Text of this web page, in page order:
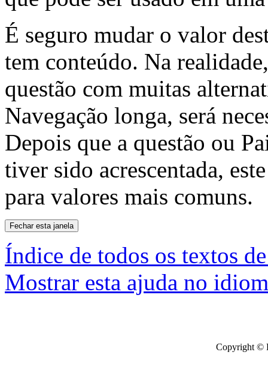
É seguro mudar o valor
tem conteúdo. Na
questão com muitas
Navegação longa, será
Depois que a questão ou
tiver sido acrescentada,
para valores mais comuns.
Índice de todos os textos
Mostrar esta ajuda no
Copyright ©